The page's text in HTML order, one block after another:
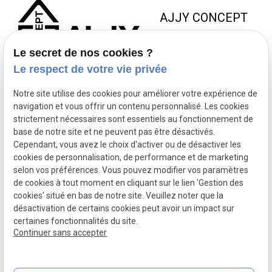
chauffage écologique et économique ? Faites
confiance à AJJY Concept, votre chauffagiste
Bouches-du-Rhône. Contactez-nous dès aujourd'hui !
Téléphone : 04.91.09.55.80 Transformez votre
d'énergie avec AJJY Concept !
sont les appartements. C'est bien dommage, car la
pompe à chaleur air-eau est incontestablement le
faut donc s'en remettre à d'autres solutions pour
chauffer votre appartement à Aix-en-Provence ! Quel
ou radiateur grille pain pour chauffer mon appartement
à Aix ? Sans conteste, la PAC air-air à un COP
(coefficient de performance) plus élevé qu'un radiateur
dit "grille-pain". Le technico-commercial qui intervient
chez vous pour effectuer l'étude de déperdition de
votre logement doit être en capacité de dénicher la
PAC air-air adaptée à votre logement ; dans ces
conditions, ce mode de chauffage est plus intéressant
qu'un simple chauffage électrique. Plus intéressant
qu'un "grille-pain", oui, mais une climatisation réversible
AJJY CONCEPT
NOUS JOINDRE
contact@ajjyconcept.com
NOS
HORAIRES
Du lundi au
vendredi 8h à
18h non-stop
NOUS
SUIVRE
SIRET :53164761800028
Politique de confidentialité
Mentions légales
Le secret de nos cookies ?
Le respect de votre vie privée
Notre site utilise des cookies pour améliorer votre expérience de
navigation et vous offrir un contenu personnalisé. Les cookies
strictement nécessaires sont essentiels au fonctionnement de
base de notre site et ne peuvent pas être désactivés.
Cependant, vous avez le choix d'activer ou de désactiver les
cookies de personnalisation, de performance et de marketing
selon vos préférences. Vous pouvez modifier vos paramètres
de cookies à tout moment en cliquant sur le lien 'Gestion des
cookies' situé en bas de notre site. Veuillez noter que la
désactivation de certains cookies peut avoir un impact sur
certaines fonctionnalités du site.
Continuer sans accepter